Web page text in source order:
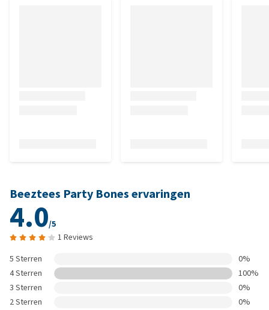
Beeztees Party Bones ervaringen
4.0/5
1 Reviews
5 Sterren
0%
4 Sterren
100%
3 Sterren
0%
2 Sterren
0%